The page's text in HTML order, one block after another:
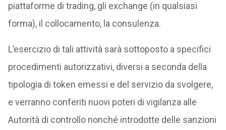
piattaforme di trading, gli exchange (in qualsiasi
forma), il collocamento, la consulenza.
L’esercizio di tali attività sarà sottoposto a specifici
procedimenti autorizzativi, diversi a seconda della
tipologia di token emessi e del servizio da svolgere,
e verranno conferiti nuovi poteri di vigilanza alle
Autorità di controllo nonché introdotte delle sanzioni